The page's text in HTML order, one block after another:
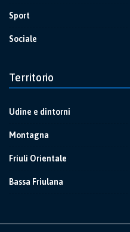
Sport
Sociale
Territorio
Udine e dintorni
Montagna
Friuli Orientale
Bassa Friulana